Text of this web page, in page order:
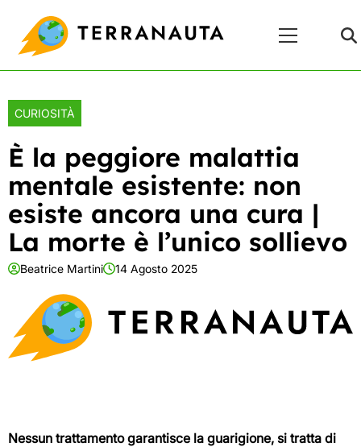
content
Principale
CURIOSITÀ
È la peggiore malattia
mentale esistente: non
esiste ancora una cura |
La morte è l’unico sollievo
Beatrice Martini 14 Agosto 2025
Nessun trattamento garantisce la guarigione, si tratta di